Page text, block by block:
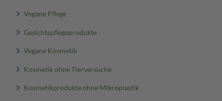
Vegane Pflege
Gesichtspflegeprodukte
Vegane Kosmetik
Kosmetik ohne Tierversuche
Kosmetikprodukte ohne Mikroplastik